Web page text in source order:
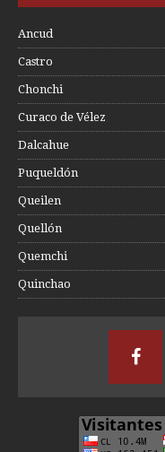
Ancud
Castro
Chonchi
Curaco de Vélez
Dalcahue
Puqueldón
Queilen
Quellón
Quemchi
Quinchao